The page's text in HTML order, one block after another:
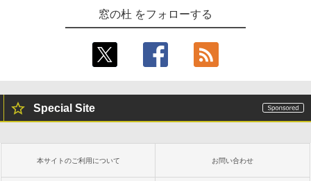
窓の杜 をフォローする
Special Site
本サイトのご利用について お問い合わせ